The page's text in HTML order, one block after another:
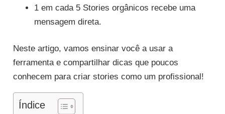
1 em cada 5 Stories orgânicos recebe uma
mensagem direta.
Neste artigo, vamos ensinar você a usar a
ferramenta e compartilhar dicas que poucos
conhecem para criar stories como um profissional!
Índice